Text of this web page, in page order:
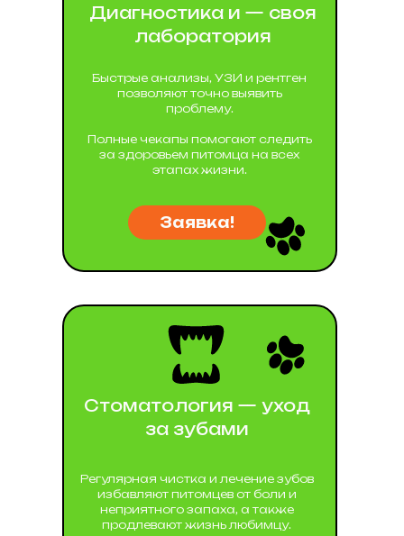
Регулярная чистка и лечение зубов
избавляют питомцев от боли и
неприятного запаха, а также
продлевают жизнь любимцу.
Стоматология — уход
за зубами
Быстрые анализы, УЗИ и рентген
позволяют точно выявить
проблему.
Полные чекапы помогают следить
за здоровьем питомца на всех
этапах жизни.
Диагностика и — своя
лаборатория
Заявка!